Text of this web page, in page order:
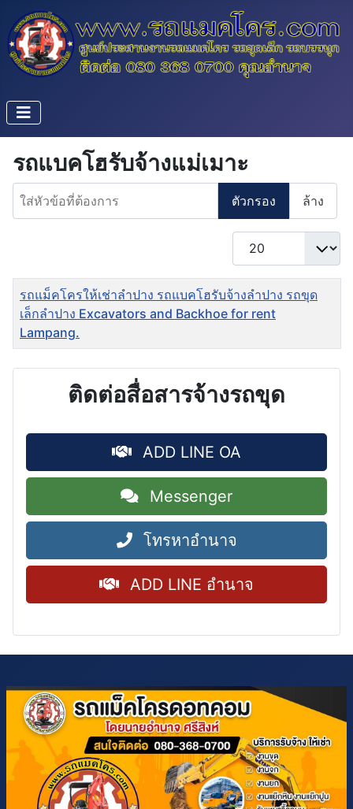
รถแบคโฮรับจ้างแม่เมาะ
ใส่หัวข้อที่ต้องการ
ตัวกรอง ล้าง
แสดง #
ชื่อ
รถแม็คโครให้เช่าลำปาง รถแบคโฮรับจ้างลำปาง รถขุด
เล็กลำปาง Excavators and Backhoe for rent
Lampang.
ติดต่อสื่อสารจ้างรถขุด
ADD LINE OA
Messenger
โทรหาอำนาจ
ADD LINE อำนาจ